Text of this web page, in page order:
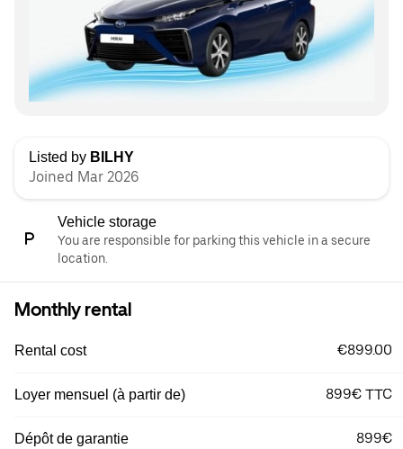
Listed by BILHY
Joined Mar 2026
Vehicle storage
You are responsible for parking this vehicle in a secure
location.
Monthly rental
Rental cost €899.00
Loyer mensuel (à partir de) 899€ TTC
Dépôt de garantie 899€